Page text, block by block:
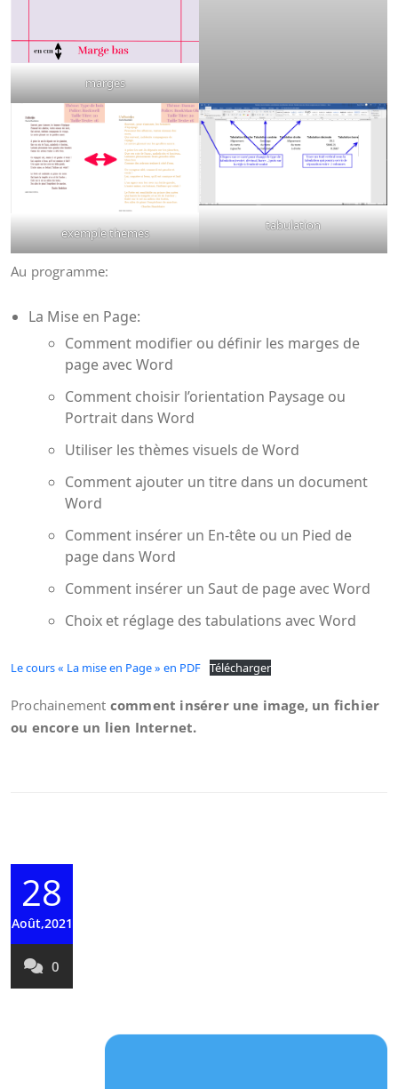
marges
exemple themes tabulation
Au programme:
La Mise en Page:
Comment modifier ou définir les marges de
page avec Word
Comment choisir l’orientation Paysage ou
Portrait dans Word
Utiliser les thèmes visuels de Word
Comment ajouter un titre dans un document
Word
Comment insérer un En-tête ou un Pied de
page dans Word
Comment insérer un Saut de page avec Word
Choix et réglage des tabulations avec Word
Le cours « La mise en Page » en PDF Télécharger
Prochainement comment insérer une image, un fichier
ou encore un lien Internet.
28
Août,2021
0